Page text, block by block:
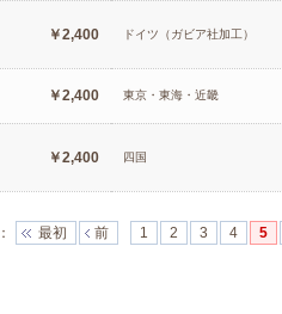
￥2,400 ドイツ（ガビア社加工）
￥2,400 東京・東海・近畿
￥2,400 四国
： 最初 前 1 2 3 4 5